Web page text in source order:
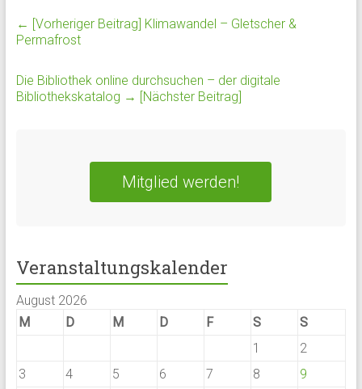
← [Vorheriger Beitrag] Klimawandel – Gletscher &
Permafrost
Die Bibliothek online durchsuchen – der digitale
Bibliothekskatalog → [Nächster Beitrag]
Mitglied werden!
Veranstaltungskalender
August 2026
M
D M D F S
S
1
2
3
4 5 6 7 8
9